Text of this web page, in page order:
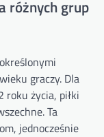
różnych grup
graczy. Dla
roku życia, piłki
Ta
jednocześnie